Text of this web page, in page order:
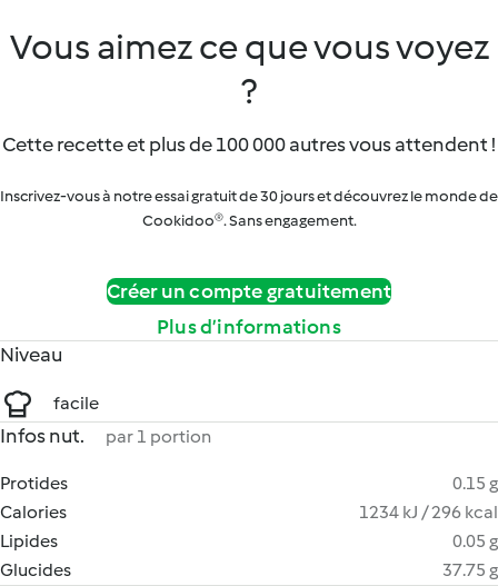
Vous aimez ce que vous voyez
?
Cette recette et plus de 100 000 autres vous attendent !
Inscrivez-vous à notre essai gratuit de 30 jours et découvrez le monde de
Cookidoo®. Sans engagement.
Créer un compte gratuitement
Plus d’informations
Niveau
facile
Infos nut. par 1 portion
Protides
0.15 g
Calories
1234 kJ / 296 kcal
Lipides
0.05 g
Glucides
37.75 g